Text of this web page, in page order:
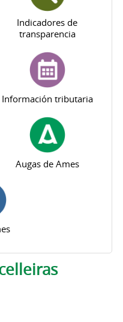
Indicadores de
transparencia
Información tributaria
Augas de Ames